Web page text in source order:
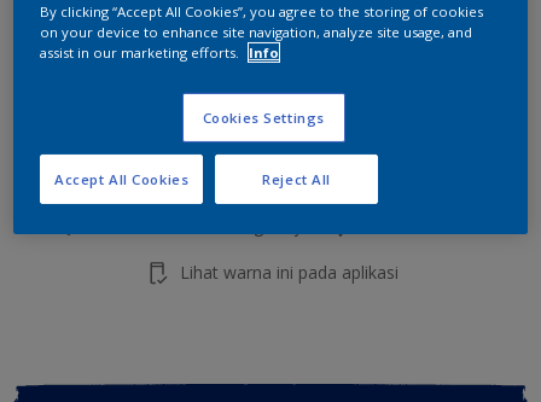
2.5 L 20 L
Kalkulator cat
Hitung
Lihat warna ini pada aplikasi
By clicking “Accept All Cookies”, you agree to the storing of cookies
on your device to enhance site navigation, analyze site usage, and
assist in our marketing efforts.
Info
Cookies Settings
Reject All
Accept All Cookies